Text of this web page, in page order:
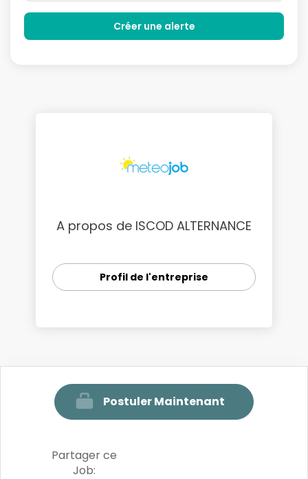
A propos de ISCOD ALTERNANCE
Profil de l'entreprise
Postuler Maintenant
Partager ce
Job: